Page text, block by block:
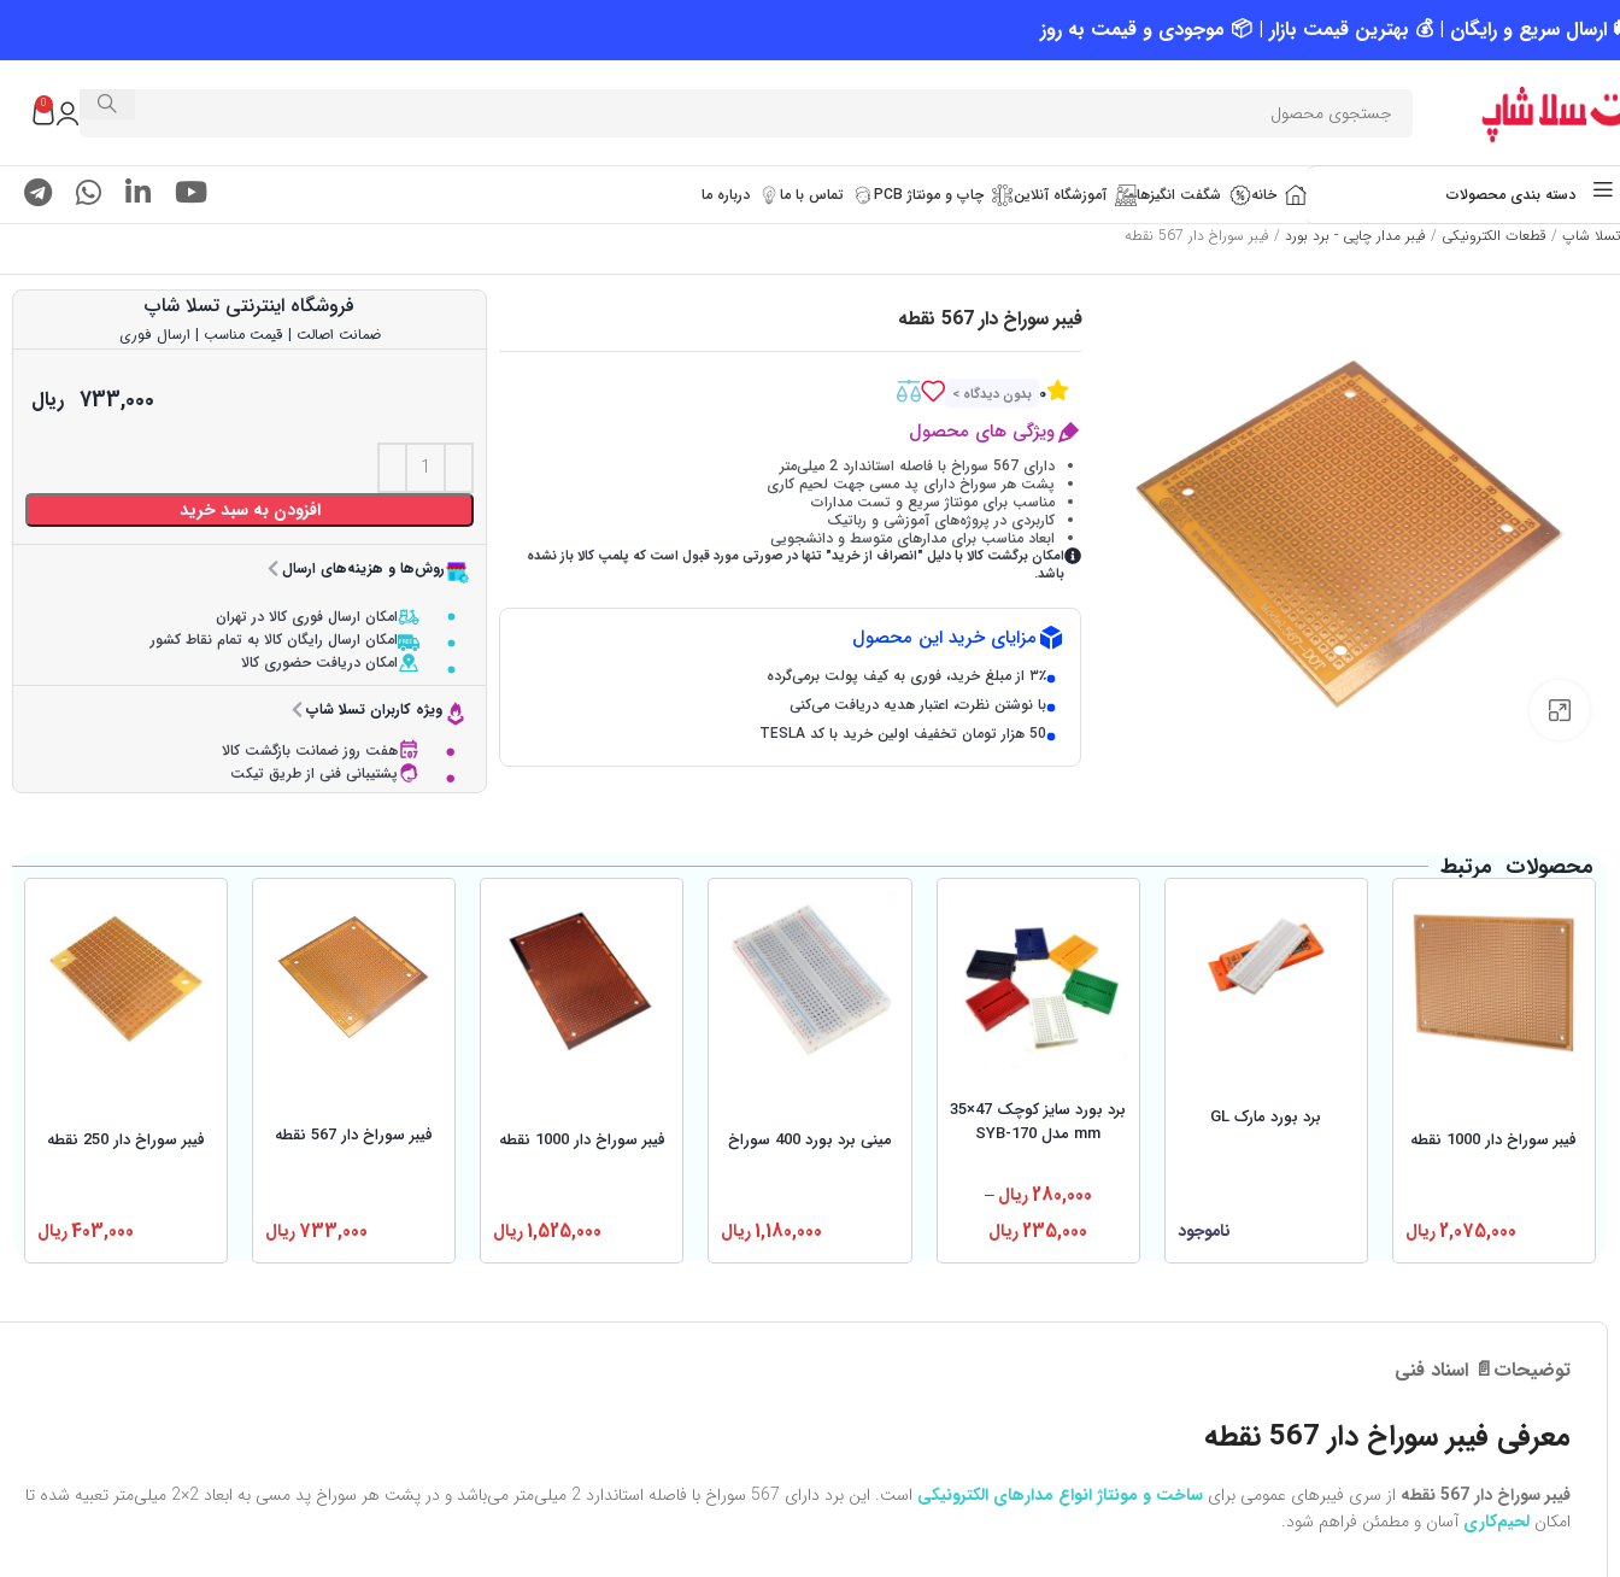
ارسال سریع و رایگان | 💰 بهترین قیمت بازار | 📦 موجودی و قیمت به روز
0
دسته بندی محصولات خانه شگفت انگیزها آموزشگاه آنلاین چاپ و مونتاژ PCB تماس با ما
درباره ما
تسلا شاپ / قطعات الکترونیکی / فیبر مدار چاپی - برد بورد / فیبر سوراخ دار 567 نقطه
فیبر سوراخ دار 567 نقطه
0 بدون دیدگاه >
ویژگی های محصول
دارای 567 سوراخ با فاصله استاندارد 2 میلی‌متر
پشت هر سوراخ دارای پد مسی جهت لحیم کاری
مناسب برای مونتاژ سریع و تست مدارات
کاربردی در پروژه‌های آموزشی و رباتیک
ابعاد مناسب برای مدارهای متوسط و دانشجویی
امکان برگشت کالا با دلیل "انصراف از خرید" تنها در صورتی مورد قبول است که پلمپ کالا باز نشده
باشد.
مزایای خرید این محصول
۳٪ از مبلغ خرید، فوری به کیف پولت برمی‌گرده
با نوشتن نظرت، اعتبار هدیه دریافت می‌کنی
50 هزار تومان تخفیف اولین خرید با کد TESLA
فروشگاه اینترنتی تسلا شاپ
ضمانت اصالت | قیمت مناسب | ارسال فوری
733,000 ریال
افزودن به سبد خرید
روش‌ها و هزینه‌های ارسال
امکان ارسال فوری کالا در تهران
امکان ارسال رایگان کالا به تمام نقاط کشور
امکان دریافت حضوری کالا
ویژه کاربران تسلا شاپ
هفت روز ضمانت بازگشت کالا
پشتیبانی فنی از طریق تیکت
محصولات مرتبط
فیبر سوراخ دار 1000 نقطه
2,075,000ریال
برد بورد مارک GL
ناموجود
برد بورد سایز کوچک 47×35
mm مدل SYB-170
280,000ریال–
235,000ریال
مینی برد بورد 400 سوراخ
1,180,000ریال
فیبر سوراخ دار 1000 نقطه
1,525,000ریال
فیبر سوراخ دار 567 نقطه
733,000ریال
فیبر سوراخ دار 250 نقطه
403,000ریال
توضیحات📄 اسناد فنی
معرفی فیبر سوراخ دار 567 نقطه
فیبر سوراخ دار 567 نقطه از سری فیبرهای عمومی برای ساخت و مونتاژ انواع مدارهای الکترونیکی
است. این برد دارای 567 سوراخ با فاصله استاندارد 2 میلی‌متر می‌باشد و در پشت هر سوراخ پد مسی به ابعاد 2×2 میلی‌متر تعبیه شده تا
امکان لحیم‌کاریآسان و مطمئن فراهم شود.